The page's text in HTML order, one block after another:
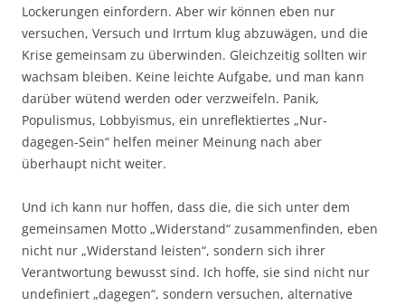
Lockerungen einfordern. Aber wir können eben nur
versuchen, Versuch und Irrtum klug abzuwägen, und die
Krise gemeinsam zu überwinden. Gleichzeitig sollten wir
wachsam bleiben. Keine leichte Aufgabe, und man kann
darüber wütend werden oder verzweifeln. Panik,
Populismus, Lobbyismus, ein unreflektiertes „Nur-
dagegen-Sein“ helfen meiner Meinung nach aber
überhaupt nicht weiter.
Und ich kann nur hoffen, dass die, die sich unter dem
gemeinsamen Motto „Widerstand“ zusammenfinden, eben
nicht nur „Widerstand leisten“, sondern sich ihrer
Verantwortung bewusst sind. Ich hoffe, sie sind nicht nur
undefiniert „dagegen“, sondern versuchen, alternative